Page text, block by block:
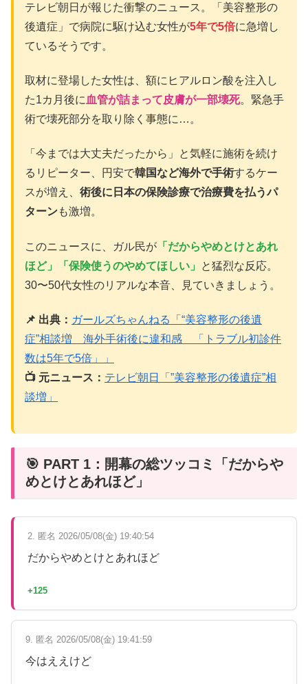
テレビ朝日が報じた衝撃のニュース。「美容整形の
後遺症」で病院に駆け込む女性が5年で5倍に急増し
ているそうです。
取材に登場した女性は、額にヒアルロン酸を注入し
た1カ月後に 血管が詰まって皮膚が一部壊死。緊急手
術で壊死部分を取り除く事態に…。
「今までは大丈夫だったから」と気軽に施術を続け
るリピーター、円安で韓国など海外で手術するケー
スが増え、 術後に日本の保険診療で治療費を払うパ
ターンも激増。
このニュースに、ガル民が 「だからやめとけとあれ
ほど」「保険使うのやめてほしい」 と猛烈な反応。
30〜50代女性のリアルな本音、見ていきましょう。
📌 出典： ガールズちゃんねる「“美容整形の後遺
症”相談増 海外手術後に違和感 「トラブル初診件
数は5年で5倍」」
📺 元ニュース： テレビ朝日「”美容整形の後遺症”相
談増」
🎯 PART 1：開幕の総ツッコミ「だからや
めとけとあれほど」
2. 匿名 2026/05/08(金) 19:40:54
だからやめとけとあれほど
+125
9. 匿名 2026/05/08(金) 19:41:59
今はええけど